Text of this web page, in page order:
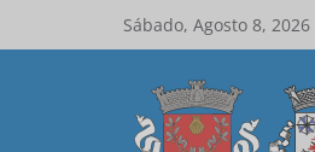
to
Sábado, Agosto 8, 2026